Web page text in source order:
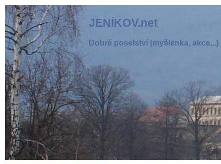
JENÍKOV.net
Dobré poselství (myšlenka,